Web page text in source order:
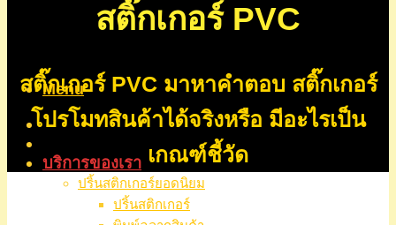
Menu
หน้าแรก
บริการของเรา
ปริ้นสติกเกอร์ยอดนิยม
ปริ้นสติกเกอร์
สติ๊กเกอร์ PVC
สติ๊กเกอร์ PVC มาหาคำตอบ สติ๊กเกอร์
โปรโมทสินค้าได้จริงหรือ มีอะไรเป็น
เกณฑ์ชี้วัด